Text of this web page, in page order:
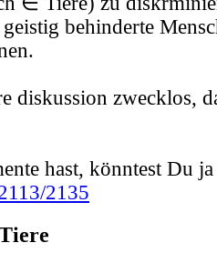
behinderte
diskussion zwecklos,
hast, könntest Du ja
2135